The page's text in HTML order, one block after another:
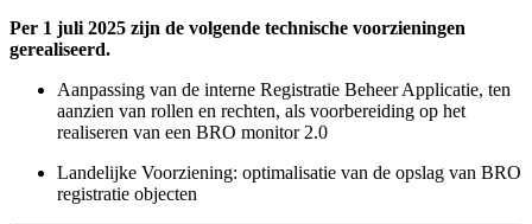
Per 1 juli 2025 zijn de volgende technische voorzieningen
gerealiseerd.
Aanpassing van de interne Registratie Beheer Applicatie, ten
aanzien van rollen en rechten, als voorbereiding op het
realiseren van een BRO monitor 2.0
Landelijke Voorziening: optimalisatie van de opslag van BRO
registratie objecten